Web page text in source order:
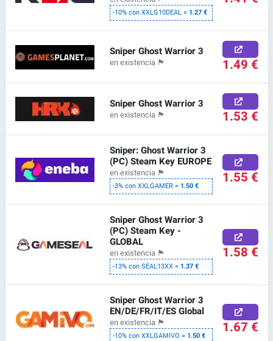
-10% con XXLG10DEAL =1.27 €
Sniper Ghost Warrior 3
en existencia 🏴 1.49 €
Sniper Ghost Warrior 3
en existencia 🏴 1.53 €
Sniper: Ghost Warrior 3
(PC) Steam Key EUROPE
en existencia 🏴
-3% con XXLGAMER =1.50 € 1.55 €
Sniper Ghost Warrior 3
(PC) Steam Key -
GLOBAL
en existencia 🏴
-13% con SEAL13XX =1.37 €
1.58 €
Sniper Ghost Warrior 3
EN/DE/FR/IT/ES Global
en existencia 🏴
-10% con XXLGAMIVO =1.50 € 1.67 €